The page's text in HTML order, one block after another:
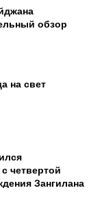
обзор
на свет
четвертой
Зангилана